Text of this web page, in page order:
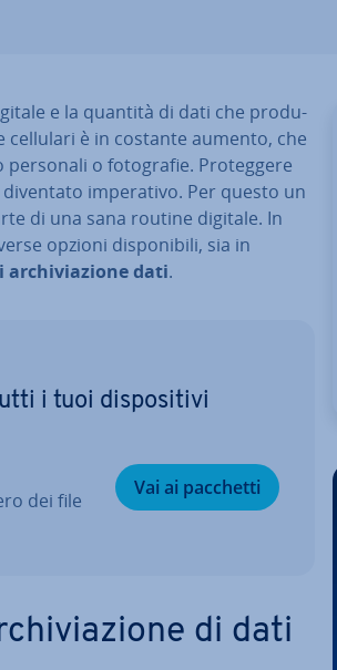
e la quantità di dati che pro­du­
è in costante aumento, che
o fo­to­gra­fie. Pro­teg­ge­re
im­pe­ra­ti­vo. Per questo un
di una sana routine digitale. In
opzioni di­spo­ni­bi­li, sia in
ar­chi­via­zio­ne dati.
i tuoi di­spo­si­ti­vi
dei file
Vai ai pacchetti
di dati